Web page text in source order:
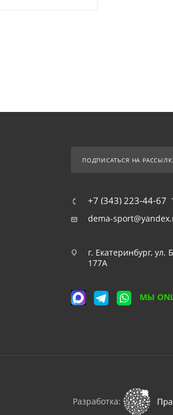
ПОДПИСАТЬСЯ НА
+7 (343) 223-44-67
dema-
г. Екатеринбург, ул.
177А
МЫ
Разработка: